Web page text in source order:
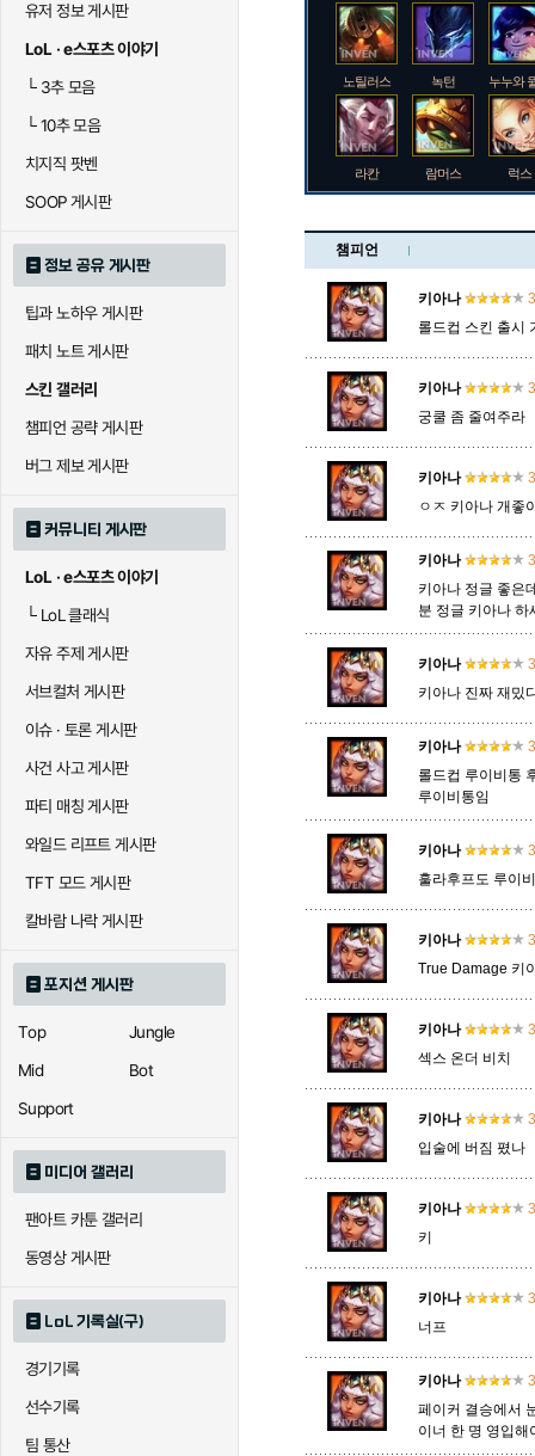
유저 정보 게시판
LoL · e스포츠 이야기
└3추 모음
└10추 모음
치지직 팟벤
SOOP 게시판
정보 공유 게시판
팁과 노하우 게시판
패치 노트 게시판
스킨 갤러리
챔피언 공략 게시판
버그 제보 게시판
커뮤니티 게시판
LoL · e스포츠 이야기
└LoL 클래식
자유 주제 게시판
서브컬처 게시판
이슈 · 토론 게시판
사건 사고 게시판
파티 매칭 게시판
와일드 리프트 게시판
TFT 모드 게시판
칼바람 나락 게시판
포지션 게시판
Top
Jungle
Mid
Bot
Support
미디어 갤러리
팬아트 카툰 갤러리
동영상 게시판
LoL 기록실(구)
경기기록
선수기록
팀 통산
노틸러스 녹턴 누누와
라칸 람머스 럭스
말자하 말파이트 멜
바이 베이가 베인
블라디미르 블리츠크랭크 비에
세라핀 세주아니 세트
시비르 신 짜오 신드
아칼리 아크샨 아트록
에코 엘리스 오공
우르곳 워윅 유나
자이라 자크 자헨
퀸
챔피언
키아나
롤드컵 스킨 출시
키아나
궁쿨 좀 줄여주라
키아나
ㅇㅈ 키아나 개좋
키아나
키아나 정글 좋은
분 정글 키아나 하
키아나
키아나 진짜 재밌
키아나
롤드컵 루이비통
루이비통임
키아나
훌라후프도 루이
키아나
True Damage 키
키아나
섹스 온더 비치
키아나
입술에 버짐 폈나
키아나
키
키아나
너프
키아나
페이커 결승에서
이너 한 명 영입해